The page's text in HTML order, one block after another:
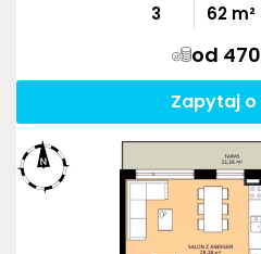
3
62 m²
od 470
Zapytaj